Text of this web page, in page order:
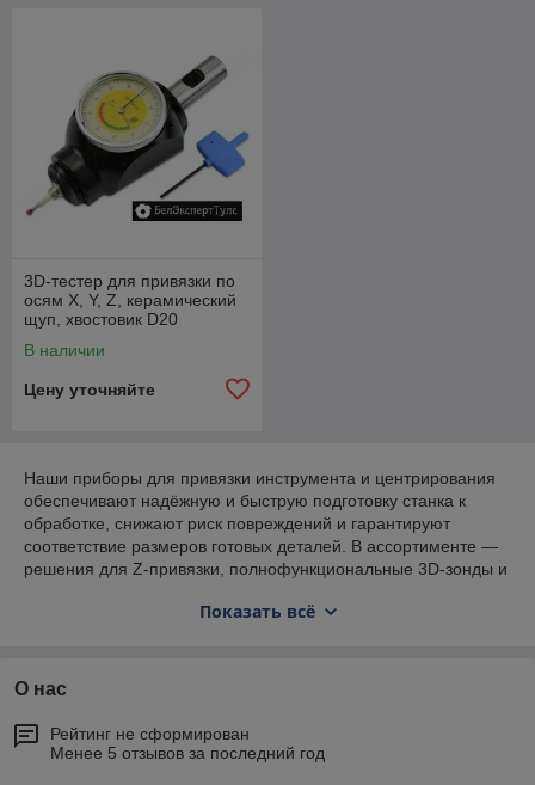
Хранение и очистка: защищать от стружки, СОЖ и
ударов.
3D-тестер для привязки по
осям X, Y, Z, керамический
щуп, хвостовик D20
В наличии
Цену уточняйте
Наши приборы для привязки инструмента и центрирования
обеспечивают надёжную и быструю подготовку станка к
обработке, снижают риск повреждений и гарантируют
соответствие размеров готовых деталей. В ассортименте —
решения для Z‑привязки, полнофункциональные 3D‑зонды и
обработки и электроэрозии. Мы предлагаем не только
поддержка. Оставьте заявку или свяжитесь с нами для
— поможем выбрать прибор по точности, совместимости и
бюджету. Гарантия качества, оперативная доставка и
Показать всё
О нас
Рейтинг не сформирован
Менее 5 отзывов за последний год